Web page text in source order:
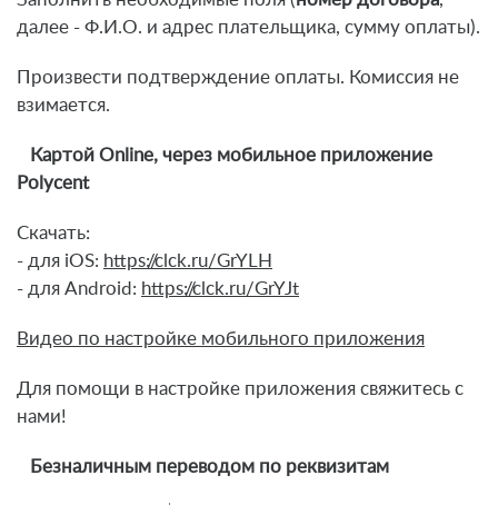
далее - Ф.И.О. и адрес плательщика, сумму оплаты).
Произвести подтверждение оплаты. Комиссия не
взимается.
Картой Online, через мобильное приложение
Polycent
Скачать:
- для iOS: https://clck.ru/GrYLH
- для Android: https://clck.ru/GrYJt
Видео по настройке мобильного приложения
Для помощи в настройке приложения свяжитесь с
нами!
Безналичным переводом по реквизитам